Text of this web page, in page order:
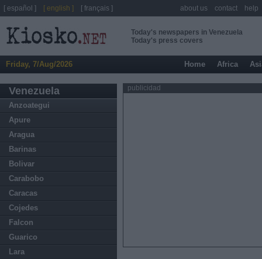
Today's newspapers in Venezuela
Today's press covers
Friday, 7/Aug/2026 Home Africa
Venezuela
Anzoategui
Apure
Aragua
Barinas
Bolivar
Carabobo
Caracas
Cojedes
Falcon
Guarico
Lara
publicidad
[ español ] [ english ] [ français ] about us contact help